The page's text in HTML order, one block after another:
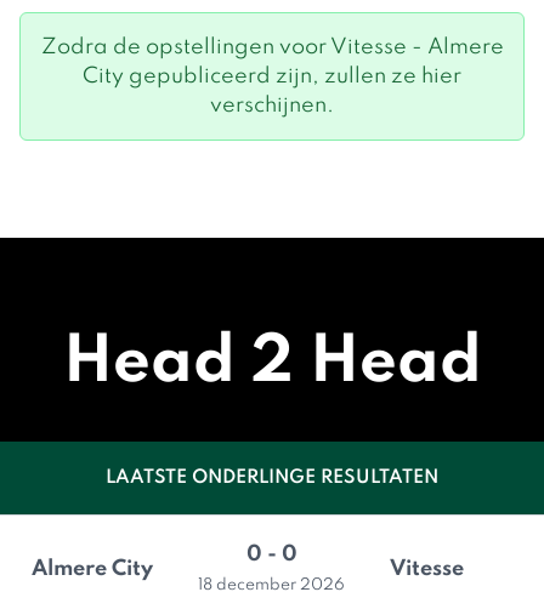
Zodra de opstellingen voor Vitesse - Almere
City gepubliceerd zijn, zullen ze hier
verschijnen.
Head 2 Head
LAATSTE ONDERLINGE RESULTATEN
Almere City
0 - 0
18 december 2026
Vitesse